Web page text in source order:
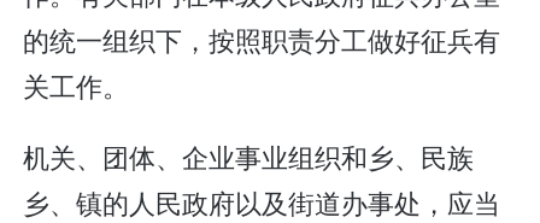
的统一组织下，按照职责分工做好征兵有
关工作。
机关、团体、企业事业组织和乡、民族
乡、镇的人民政府以及街道办事处，应当